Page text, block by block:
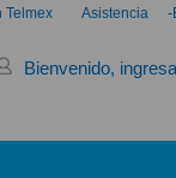
Asistencia
Telmex
Bienvenido,